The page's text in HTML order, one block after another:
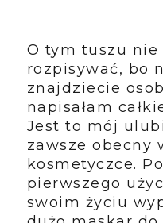
O tym tuszu nie
rozpisywać, bo
znajdziecie
napisałam
Jest to mój
zawsze obecny
kosmetyczce.
pierwszego
swoim życiu